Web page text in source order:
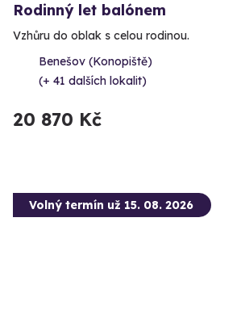
Rodinný let balónem
Vzhůru do oblak s celou rodinou.
Benešov (Konopiště)
(+ 41 dalších lokalit)
20 870 Kč
Volný termín už 15. 08. 2026